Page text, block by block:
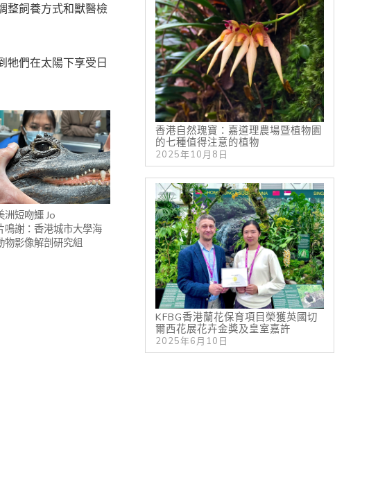
香港自然瑰寶：嘉道理農場暨植物園
的七種值得注意的植物
2025年10月8日
KFBG香港蘭花保育項目榮獲英國切
爾西花展花卉金獎及皇室嘉許
2025年6月10日
整飼養方式和獸醫檢
牠們在太陽下享受日
洲短吻鱷 Jo
鳴謝：香港城市大學海
物影像解剖研究組